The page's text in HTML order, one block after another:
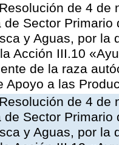
de 4 de
Sector
y Aguas, por la
Acción III.10
de la raza
Apoyo a las
de 4 de
Sector
y Aguas, por la